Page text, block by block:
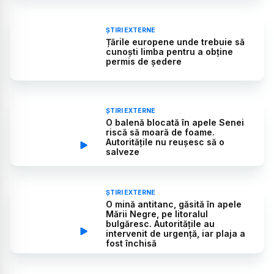
ȘTIRI EXTERNE
Țările europene unde trebuie să
cunoști limba pentru a obține
permis de ședere
ȘTIRI EXTERNE
O balenă blocată în apele Senei
riscă să moară de foame.
Autoritățile nu reușesc să o
salveze
ȘTIRI EXTERNE
O mină antitanc, găsită în apele
Mării Negre, pe litoralul
bulgăresc. Autoritățile au
intervenit de urgență, iar plaja a
fost închisă